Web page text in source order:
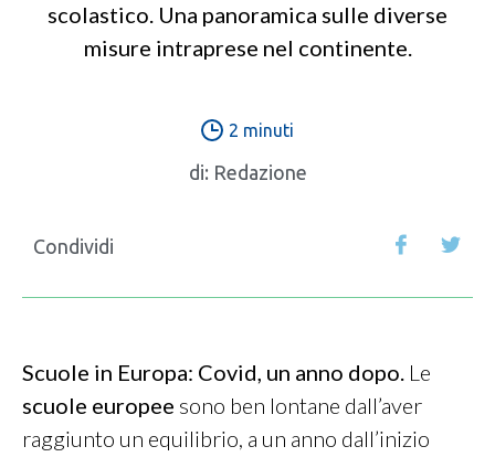
scolastico. Una panoramica sulle diverse
misure intraprese nel continente.
2 minuti
di: Redazione
Condividi
Scuole in Europa: Covid, un anno dopo. Le
scuole europee sono ben lontane dall’aver
raggiunto un equilibrio, a un anno dall’inizio